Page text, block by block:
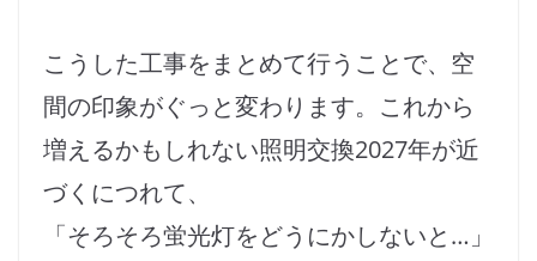
こうした工事をまとめて行うことで、空
間の印象がぐっと変わります。これから
増えるかもしれない照明交換2027年が近
づくにつれて、
「そろそろ蛍光灯をどうにかしないと…」